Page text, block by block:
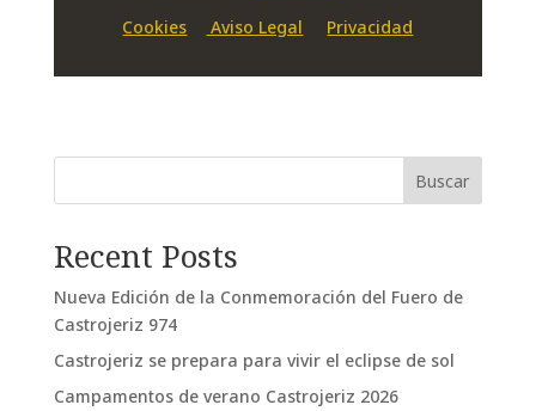
Cookies Aviso Legal Privacidad
Buscar
Recent Posts
Nueva Edición de la Conmemoración del Fuero de
Castrojeriz 974
Castrojeriz se prepara para vivir el eclipse de sol
Campamentos de verano Castrojeriz 2026